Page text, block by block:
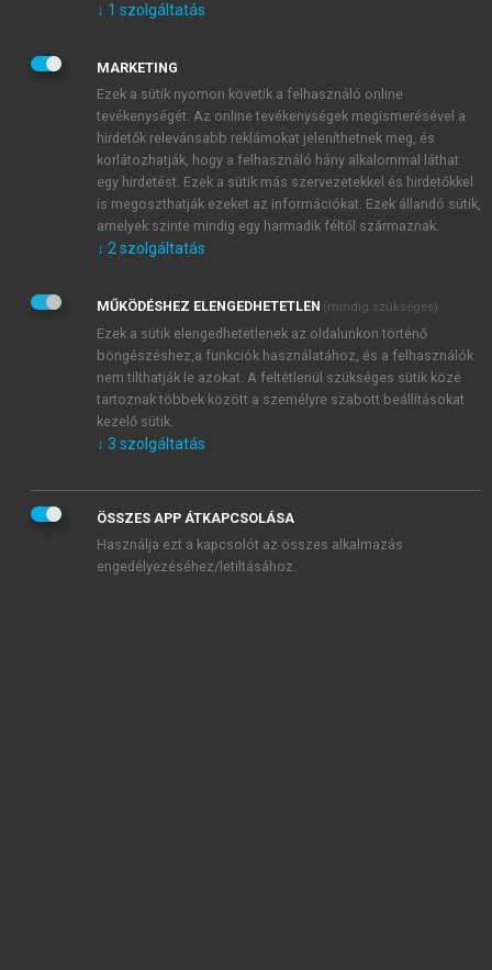
JELSZÓ
JELSZÓ ÚJRA
Kérek értesítést a MeRSZ újdonságairól, akcióiról.
Kérek értesítést az Akadémiai Kiadó Zrt. újdonságairól,
Adatkezelési tájékoztatóbanfoglaltakat tudomásul
veszem és elfogadom.
Általános vásárlási feltételeket, valamint a szotar.netés a
mersz.huoldalak licencszerződéseiben foglaltakat
tudomásul veszem és elfogadom.
KIPRÓBÁLOM
↓ 1 szolgáltatás
MARKETING
Ezek a sütik nyomon követik a felhasználó online
tevékenységét. Az online tevékenységek megismerésével a
hirdetők relevánsabb reklámokat jeleníthetnek meg, és
korlátozhatják, hogy a felhasználó hány alkalommal láthat
egy hirdetést. Ezek a sütik más szervezetekkel és hirdetőkkel
is megoszthatják ezeket az információkat. Ezek állandó sütik,
amelyek szinte mindig egy harmadik féltől származnak.
↓ 2 szolgáltatás
MŰKÖDÉSHEZ ELENGEDHETETLEN (mindig szükséges)
Ezek a sütik elengedhetetlenek az oldalunkon történő
böngészéshez,a funkciók használatához, és a felhasználók
nem tilthatják le azokat. A feltétlenül szükséges sütik közé
tartoznak többek között a személyre szabott beállításokat
kezelő sütik.
↓ 3 szolgáltatás
ÖSSZES APP ÁTKAPCSOLÁSA
Használja ezt a kapcsolót az összes alkalmazás
engedélyezéséhez/letiltásához.